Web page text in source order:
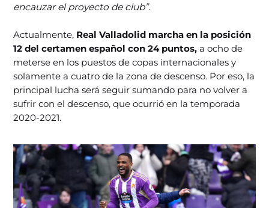
encauzar el proyecto de club”.
Actualmente, Real Valladolid marcha en la posición
12 del certamen español con 24 puntos, a ocho de
meterse en los puestos de copas internacionales y
solamente a cuatro de la zona de descenso. Por eso, la
principal lucha será seguir sumando para no volver a
sufrir con el descenso, que ocurrió en la temporada
2020-2021.